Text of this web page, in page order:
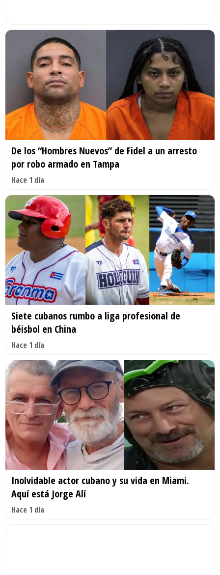
De los “Hombres Nuevos” de Fidel a un arresto
por robo armado en Tampa
Hace 1 día
Siete cubanos rumbo a liga profesional de
béisbol en China
Hace 1 día
Inolvidable actor cubano y su vida en Miami.
Aquí está Jorge Alí
Hace 1 día